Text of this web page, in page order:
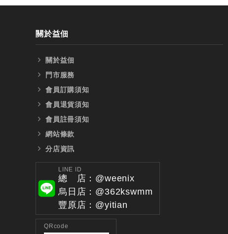
關於益佃
關於益佃
門市服務
會員訂購須知
會員退貨須知
會員註冊須知
網站條款
分店資訊
LINE ID
總 店：@weenix
烏日店：@362kswmm
豐原店：@yitian
QRcode